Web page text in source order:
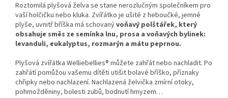
Roztomilá plyšová želva se stane nerozlučným společníkem pro
vaší holčičku nebo kluka. Zvířátko je ušité z heboučké, jemné
plyše, uvnitř bříška má schovanývoňavý polštářek, který
obsahuje směs ze semínka lnu, prosa a voňavých bylinek:
levanduli, eukalyptus, rozmarýn a mátu peprnou.
Plyšová zvířátka Welliebellies® můžete zahřát nebo nachladit. Po
zahřátí pomůžou vašemu dítěti utišit bolavé bříško, příznaky
chřipky nebo nachlazení. Nachlazená želvička zmírní otoky,
pohmožděniny, bolesti zubů, bodnutí hmyzem…